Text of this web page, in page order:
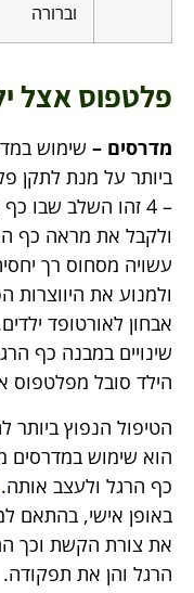
וברורה
פלטפוס אצל
מדרסים –שימוש
– 4 זהו השלב שבו
ולקבל את מראה כף
עשויה מסחוס רך
ולמנוע את היווצרות
אבחון לאורטופד
שינויים במבנה כף
הילד סובל מפלטפוס
הטיפול הנפוץ ביותר
הוא שימוש במדרסים
כף הרגל ולעצב אותה.
באופן אישי, בהתאם
את צורת הקשת וכך
הרגל והן את תפקודה.